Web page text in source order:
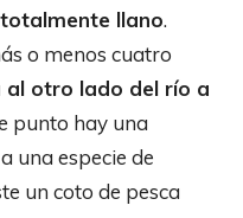
llano.
o menos cuatro
al otro lado del río a
punto hay una
una especie de
un coto de pesca